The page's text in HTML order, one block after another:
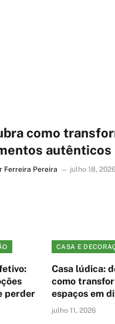
como
autênticos
Ferreira Pereira julho 18, 2026
perder
CASA E
Casa lúdica:
como
espaços em
aprendizado
julho 11, 2026